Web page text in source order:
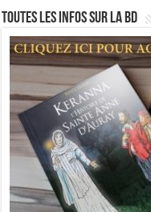
Toutes les infos sur la BD